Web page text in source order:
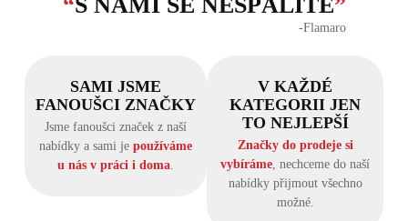
‐Flamaro
SAMI JSME
FANOUŠCI ZNAČKY
Jsme fanoušci značek z naší
nabídky a sami je používáme
u nás v práci i doma.
V KAŽDÉ
KATEGORII JEN
TO NEJLEPŠÍ
Značky do prodeje si
vybíráme, nechceme do naší
nabídky přijmout všechno
možné.